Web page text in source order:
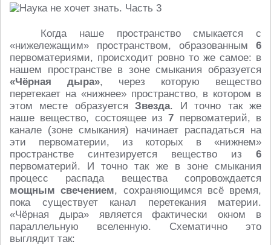
Когда наше пространство смыкается с
«нижележащим» пространством, образованным 6
первоматериями, происходит ровно то же самое: в
нашем пространстве в зоне смыкания образуется
«Чёрная дыра», через которую вещество
перетекает на «нижнее» пространство, в котором в
этом месте образуетсяЗвезда. И точно так же
наше вещество, состоящее из7 первоматерий, в
канале (зоне смыкания) начинает распадаться на
эти первоматерии, из которых в «нижнем»
пространстве синтезируется вещество из 6
первоматерий. И точно так же в зоне смыкания
процесс распада вещества сопровождается
мощным свечением, сохраняющимся всё время,
пока существует канал перетекания материи.
«Чёрная дыра» является фактически окном в
параллельную вселенную. Схематично это
выглядит так: